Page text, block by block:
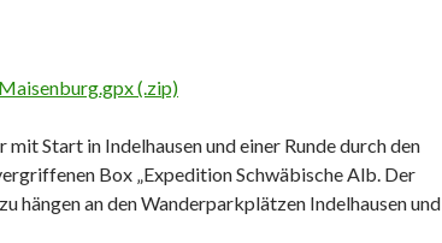
(.zip)
Start in Indelhausen und einer Runde durch den
Box „Expedition Schwäbische Alb. Der
hängen an den Wanderparkplätzen Indelhausen und